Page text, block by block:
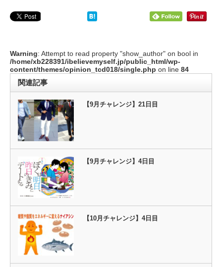
Warning: Attempt to read property "show_author" on bool in
/home/xb228391/ibelievemyself.jp/public_html/wp-
content/themes/opinion_tcd018/single.php on line 84
関連記事
【9月チャレンジ】21日目
【9月チャレンジ】4日目
【10月チャレンジ】4日目